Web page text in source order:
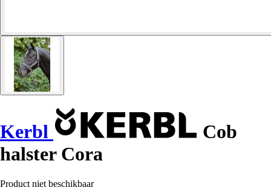
Kerbl
Cob
halster Cora
Product niet beschikbaar